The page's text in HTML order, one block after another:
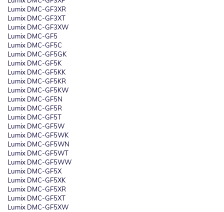
Lumix DMC-GF3XR
Lumix DMC-GF3XT
Lumix DMC-GF3XW
Lumix DMC-GF5
Lumix DMC-GF5C
Lumix DMC-GF5GK
Lumix DMC-GF5K
Lumix DMC-GF5KK
Lumix DMC-GF5KR
Lumix DMC-GF5KW
Lumix DMC-GF5N
Lumix DMC-GF5R
Lumix DMC-GF5T
Lumix DMC-GF5W
Lumix DMC-GF5WK
Lumix DMC-GF5WN
Lumix DMC-GF5WT
Lumix DMC-GF5WW
Lumix DMC-GF5X
Lumix DMC-GF5XK
Lumix DMC-GF5XR
Lumix DMC-GF5XT
Lumix DMC-GF5XW